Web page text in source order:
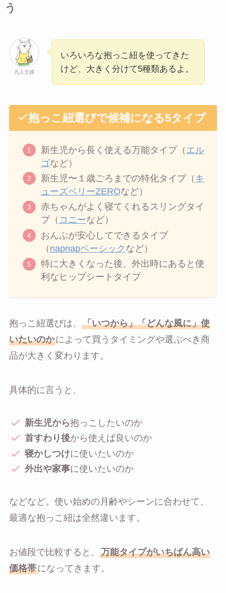
う
凡人主婦
いろいろな抱っこ紐を使ってきた
けど、大きく分けて5種類あるよ。
抱っこ紐選びで候補になる5タイプ
新生児から長く使える万能タイプ（ エル
ゴなど）
新生児〜１歳ごろまでの特化タイプ（ キ
ューズベリーZEROなど）
赤ちゃんがよく寝てくれるスリングタイ
プ（ コニーなど）
おんぶが安心してできるタイプ
（ napnapベーシック など）
特に大きくなった後、外出時にあると便
利なヒップシートタイプ
抱っこ紐選びは、 「いつから」「どんな風に」使
いたいのかによって買うタイミングや選ぶべき商
品が大きく変わります。
具体的に言うと、
新生児から抱っこしたいのか
首すわり後から使えば良いのか
寝かしつけに使いたいのか
外出や家事に使いたいのか
などなど。使い始めの月齢やシーンに合わせて、
最適な抱っこ紐は全然違います。
お値段で比較すると、 万能タイプがいちばん高い
価格帯になってきます。